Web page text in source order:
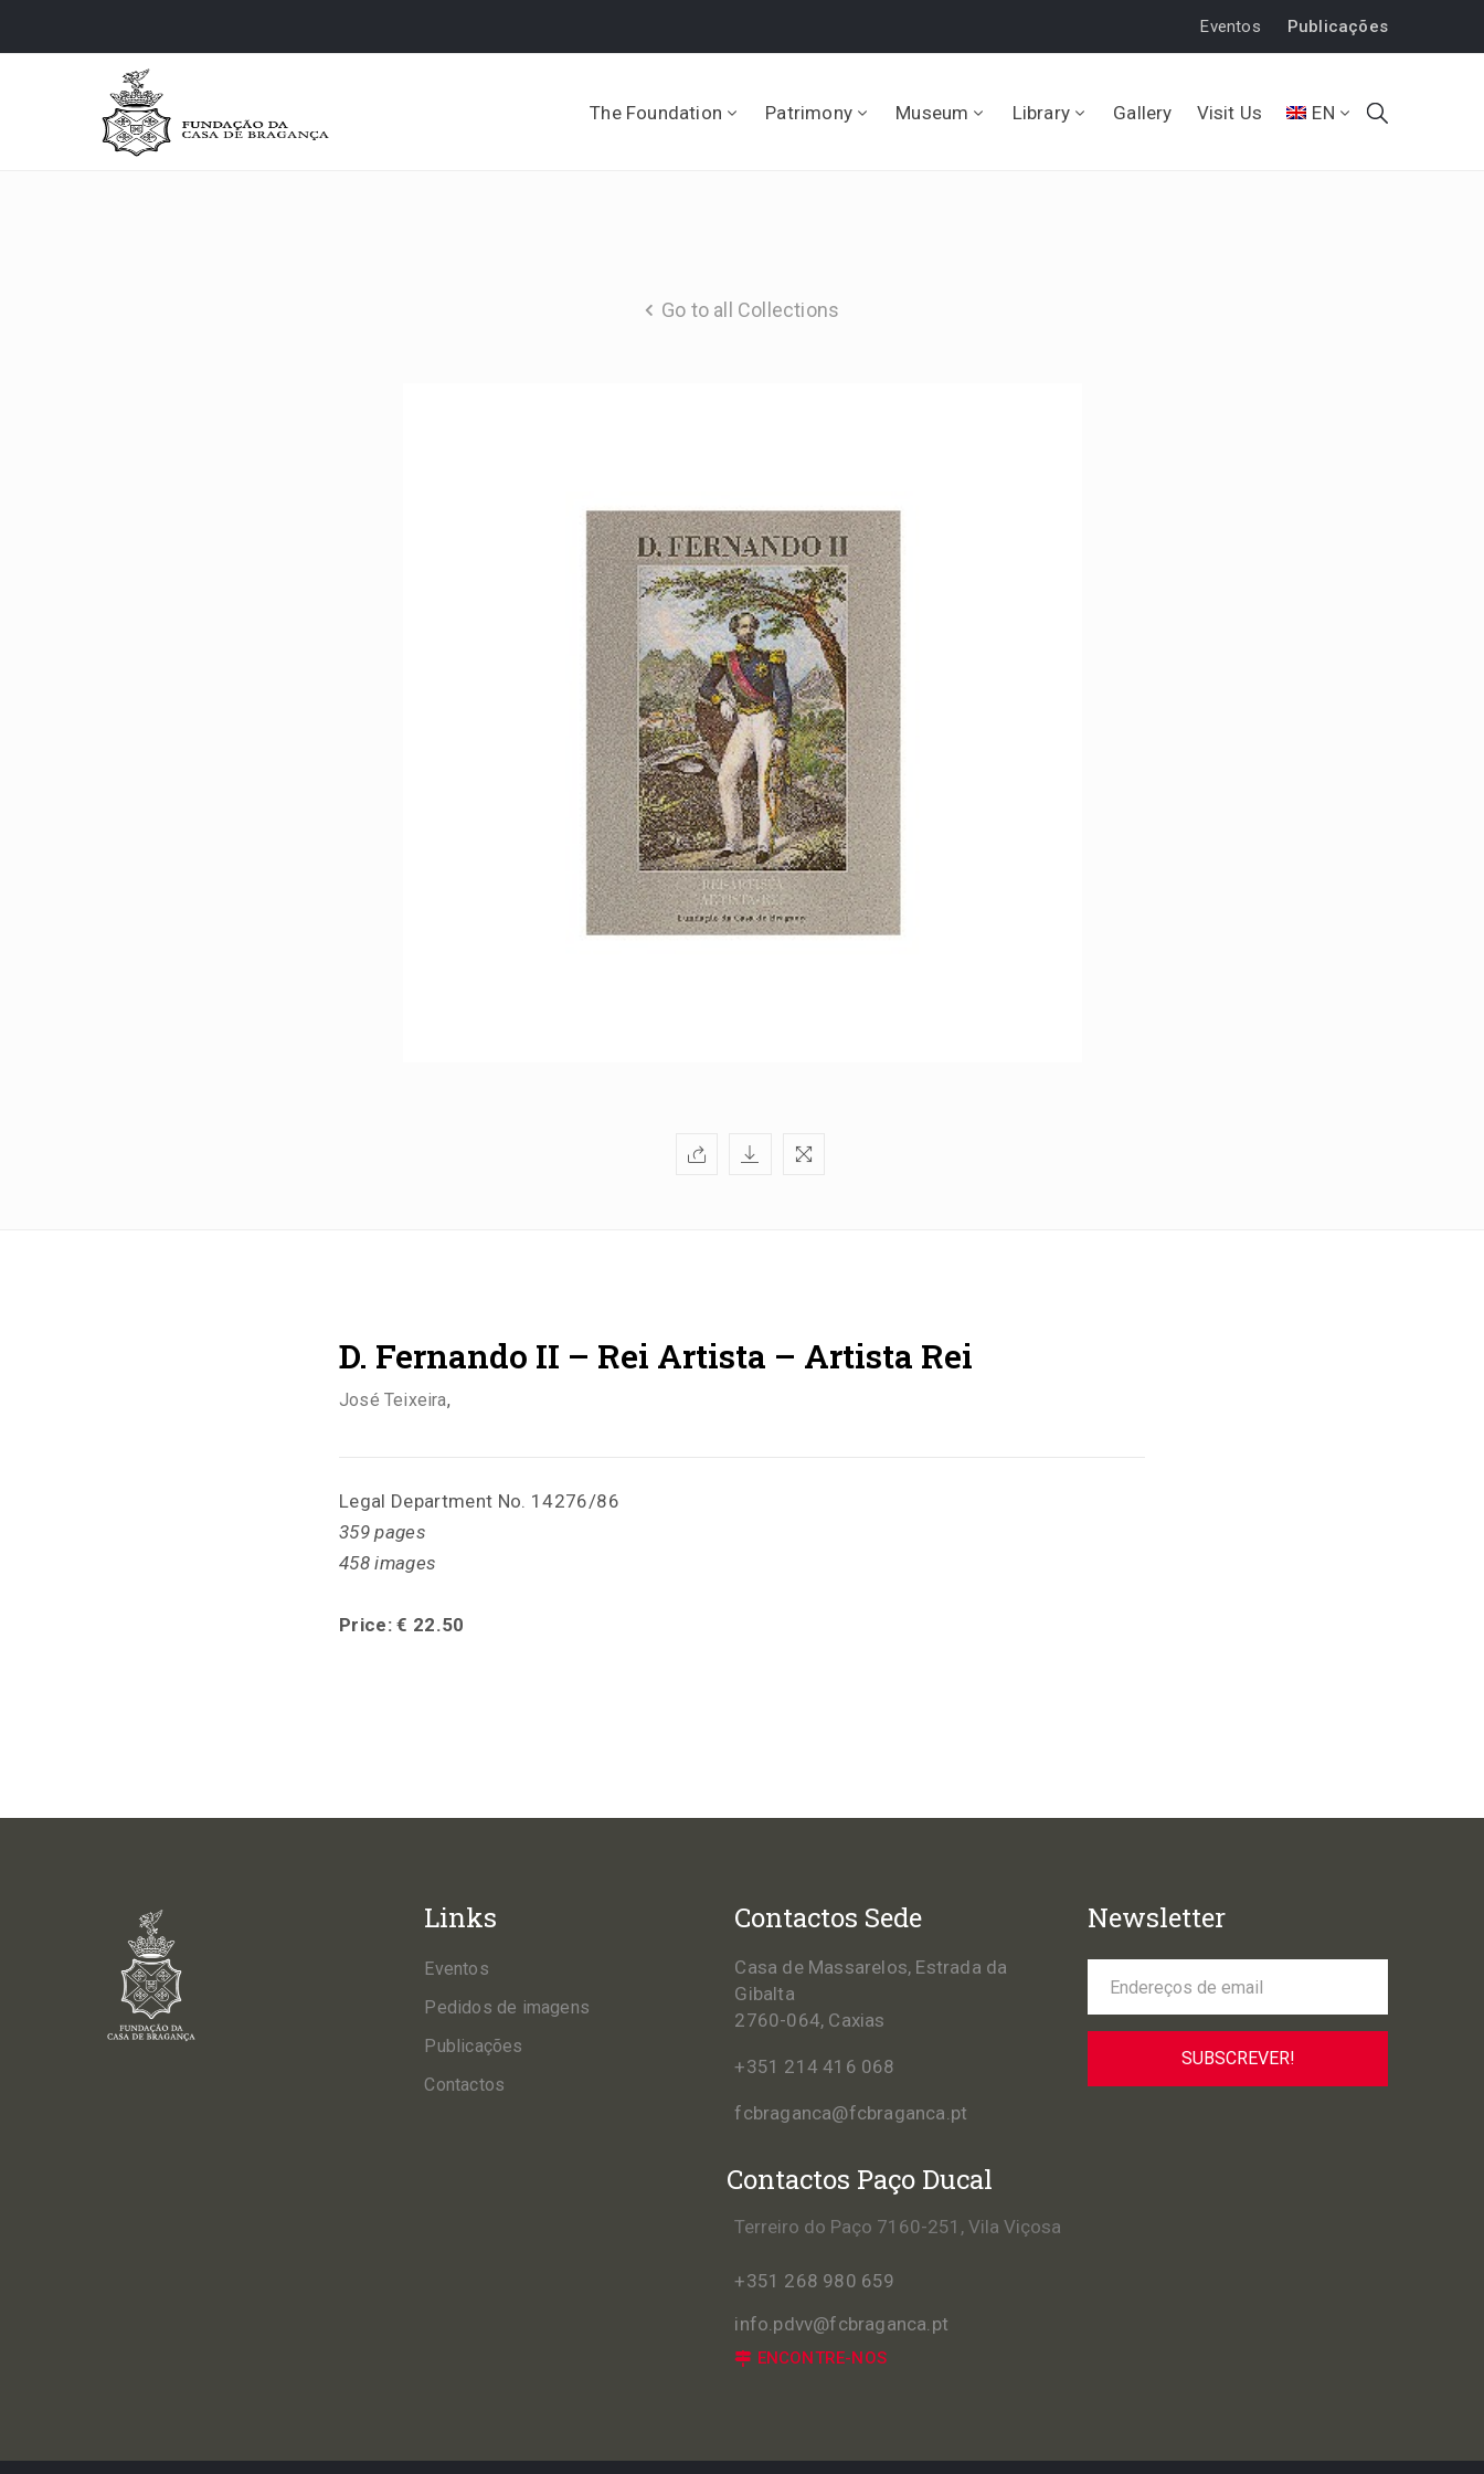
Eventos Publicações
The Foundation Patrimony Museum Library Gallery Visit Us EN
Go to all Collections
D. Fernando II – Rei Artista – Artista Rei
José Teixeira,
Legal Department No. 14276/86
359 pages
458 images
Price: € 22.50
Links
Eventos
Pedidos de imagens
Publicações
Contactos
Contactos Sede
Casa de Massarelos, Estrada da
Gibalta
2760-064, Caxias
+351 214 416 068
fcbraganca@fcbraganca.pt
Contactos Paço Ducal
Terreiro do Paço 7160-251, Vila Viçosa
+351 268 980 659
info.pdvv@fcbraganca.pt
ENCONTRE-NOS
Newsletter